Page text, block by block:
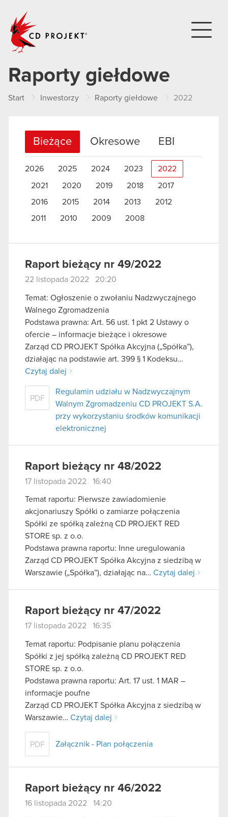
Raporty giełdowe
Start Inwestorzy Raporty giełdowe 2022
Bieżące Okresowe EBI
2026 2025 2024 2023 2022
2021 2020 2019 2018
2017
2016
2015 2014 2013
2012
2011
2010 2009 2008
Raport bieżący nr 49/2022
22 listopada 2022 20:20
Temat: Ogłoszenie o zwołaniu Nadzwyczajnego
Walnego Zgromadzenia
Podstawa prawna: Art. 56 ust. 1 pkt 2 Ustawy o
ofercie – informacje bieżące i okresowe
Zarząd CD PROJEKT Spółka Akcyjna („Spółka”),
działając na podstawie art. 399 § 1 Kodeksu…
Czytaj dalej
PDF
Regulamin udziału w Nadzwyczajnym
Walnym Zgromadzeniu CD PROJEKT S.A.
przy wykorzystaniu środków komunikacji
elektronicznej
Raport bieżący nr 48/2022
17 listopada 2022 16:40
Temat raportu: Pierwsze zawiadomienie
akcjonariuszy Spółki o zamiarze połączenia
Spółki ze spółką zależną CD PROJEKT RED
STORE sp. z o.o.
Podstawa prawna raportu: Inne uregulowania
Zarząd CD PROJEKT Spółka Akcyjna z siedzibą w
Warszawie („Spółka”), działając na… Czytaj dalej
Raport bieżący nr 47/2022
17 listopada 2022 16:35
Temat raportu: Podpisanie planu połączenia
Spółki z jej spółką zależną CD PROJEKT RED
STORE sp. z o.o.
Podstawa prawna raportu: Art. 17 ust. 1 MAR –
informacje poufne
Zarząd CD PROJEKT Spółka Akcyjna z siedzibą w
Warszawie… Czytaj dalej
PDF Załącznik - Plan połączenia
Raport bieżący nr 46/2022
16 listopada 2022 14:20